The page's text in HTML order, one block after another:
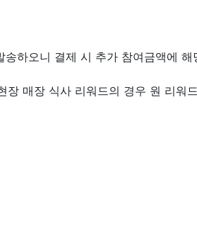
하오니 결제 시 추가 참여금액에 해
매장 식사 리워드의 경우 원 리워